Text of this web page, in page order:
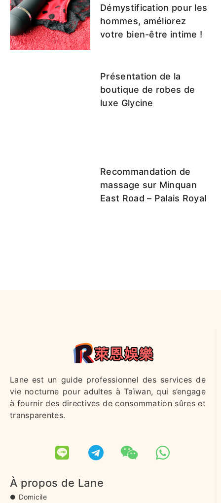
Démystification pour les
hommes, améliorez
votre bien-être intime !
Présentation de la
boutique de robes de
luxe Glycine
Recommandation de
massage sur Minquan
East Road – Palais Royal
Lane est un guide professionnel des services de
vie nocturne pour adultes à Taïwan, qui s’engage
à fournir des directives de consommation sûres et
transparentes.
À propos de Lane
Domicile